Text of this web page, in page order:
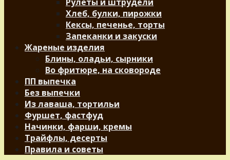
Хлеб, булки, пирожки
Кексы, печенье, торты
Запеканки и закуски
Жареные изделия
Блины, оладьи, сырники
Во фритюре, на сковороде
ПП выпечка
Без выпечки
Из лаваша, тортильи
Фуршет, фастфуд
Начинки, фарши, кремы
Трайфлы, десерты
Правила и советы